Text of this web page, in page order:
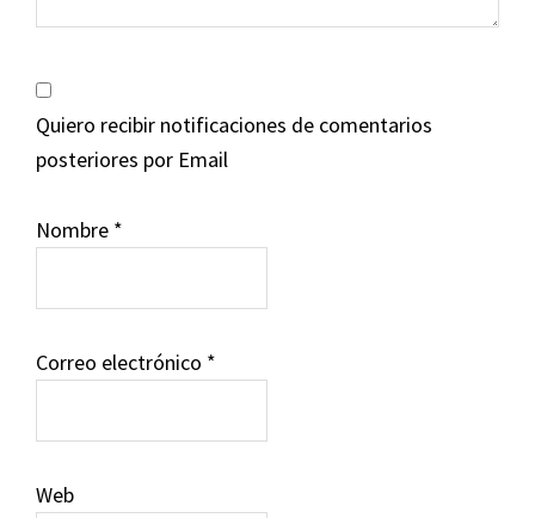
Quiero recibir notificaciones de comentarios
posteriores por Email
Nombre *
Correo electrónico *
Web